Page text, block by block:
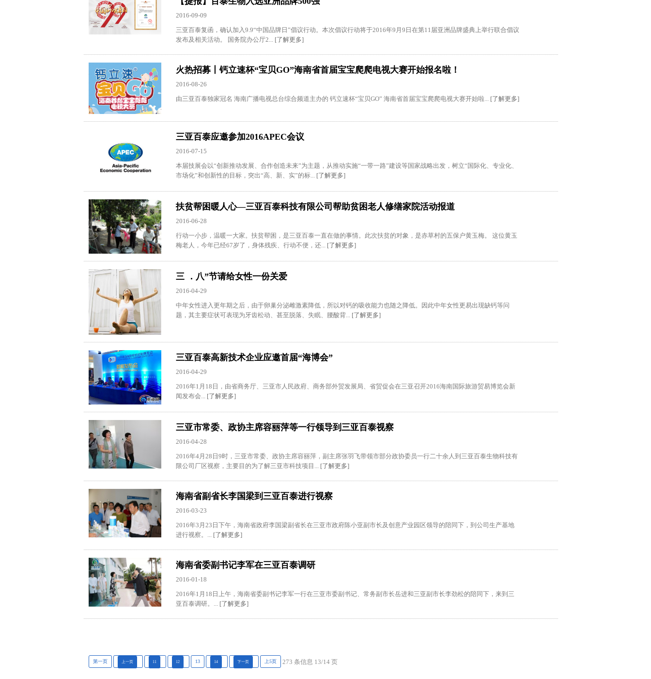
2016-09-09
三亚百泰复函，确认加入9.9“中国品牌日”倡议行动。本次倡议行动将于2016年9月9日在第11届亚洲品牌盛典上举行联合倡议
发布及相关活动。 国务院办公厅2...[了解更多]
火热招募丨钙立速杯“宝贝GO”海南省首届宝宝爬爬电视大赛开始报名啦！
2016-08-26
由三亚百泰独家冠名 海南广播电视总台综合频道主办的 钙立速杯“宝贝GO” 海南省首届宝宝爬爬电视大赛开始啦...[了解更多]
三亚百泰应邀参加2016APEC会议
2016-07-15
本届技展会以“创新推动发展、合作创造未来”为主题，从推动实施“一带一路”建设等国家战略出发，树立“国际化、专业化、
市场化”和创新性的目标，突出“高、新、实”的标...[了解更多]
扶贫帮困暖人心—三亚百泰科技有限公司帮助贫困老人修缮家院活动报道
2016-06-28
行动一小步，温暖一大家。扶贫帮困，是三亚百泰一直在做的事情。此次扶贫的对象，是赤草村的五保户黄玉梅。 这位黄玉
梅老人，今年已经67岁了，身体残疾、行动不便，还...
[了解更多]
三 ．八”节请给女性一份关爱
2016-04-29
中年女性进入更年期之后，由于卵巢分泌雌激素降低，所以对钙的吸收能力也随之降低。因此中年女性更易出现缺钙等问
题，其主要症状可表现为牙齿松动、甚至脱落、失眠、腰酸背...[了解更多]
三亚百泰高新技术企业应邀首届“海博会”
2016-04-29
2016年1月18日，由省商务厅、三亚市人民政府、商务部外贸发展局、省贸促会在三亚召开2016海南国际旅游贸易博览会新
闻发布会...
[了解更多]
三亚市常委、政协主席容丽萍等一行领导到三亚百泰视察
2016-04-28
2016年4月28日9时，三亚市常委、政协主席容丽萍，副主席张羽飞带领市部分政协委员一行二十余人到三亚百泰生物科技有
限公司厂区视察，主要目的为了解三亚市科技项目...[了解更多]
海南省副省长李国梁到三亚百泰进行视察
2016-03-23
2016年3月23日下午，海南省政府李国梁副省长在三亚市政府陈小亚副市长及创意产业园区领导的陪同下，到公司生产基地
进行视察。...[了解更多]
海南省委副书记李军在三亚百泰调研
2016-01-18
2016年1月18日上午，海南省委副书记李军一行在三亚市委副书记、常务副市长岳进和三亚副市长李劲松的陪同下，来到三
亚百泰调研。...[了解更多]
273 条信息 13/14 页
第一页 上一页 11 12 13 14 下一页 上5页